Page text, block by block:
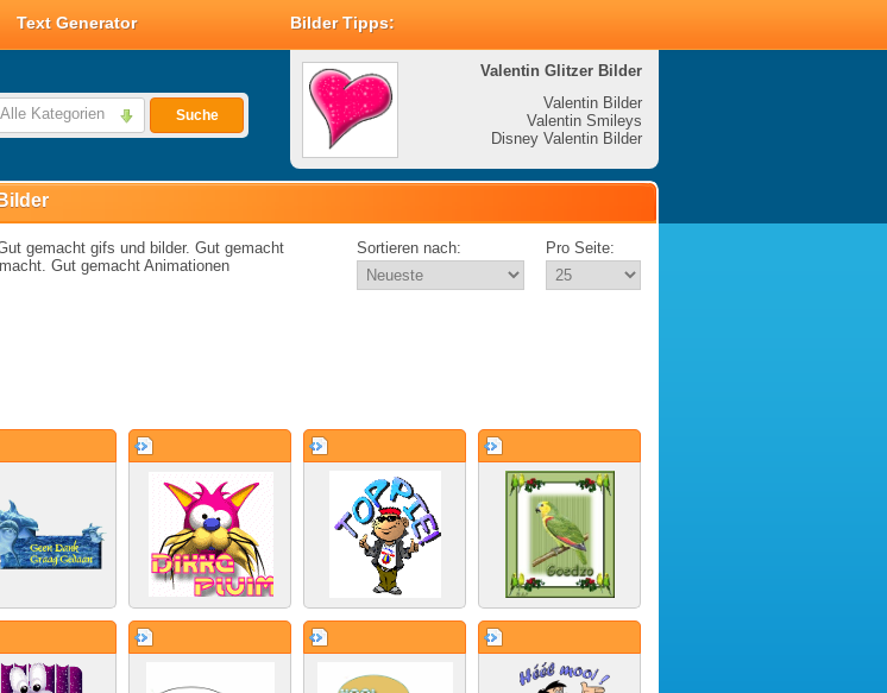
Text Generator Bilder Tipps:
Alle Kategorien Suche
Valentin Bilder
Valentin Smileys
Disney Valentin Bilder
Valentin Glitzer Bilder
Valentin Bilder
Valentin Smileys
Disney Valentin Bilder
gemacht gifs und bilder. Gut gemacht
Gut gemacht Animationen
Sortieren nach: Pro Seite: